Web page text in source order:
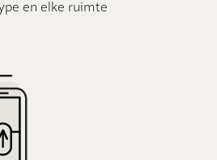
en elke ruimte